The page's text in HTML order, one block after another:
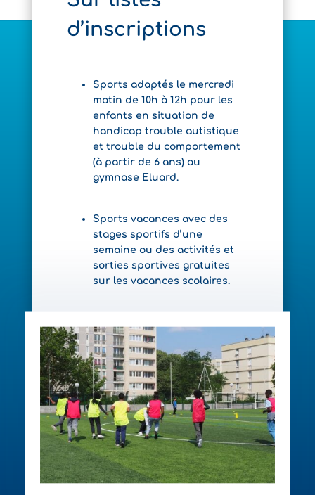
d’inscriptions
Sports adaptés le mercredi
matin de 10h à 12h pour les
enfants en situation de
handicap trouble autistique
et trouble du comportement
(à partir de 6 ans) au
gymnase Eluard.
Sports vacances avec des
stages sportifs d’une
semaine ou des activités et
sorties sportives gratuites
sur les vacances scolaires.